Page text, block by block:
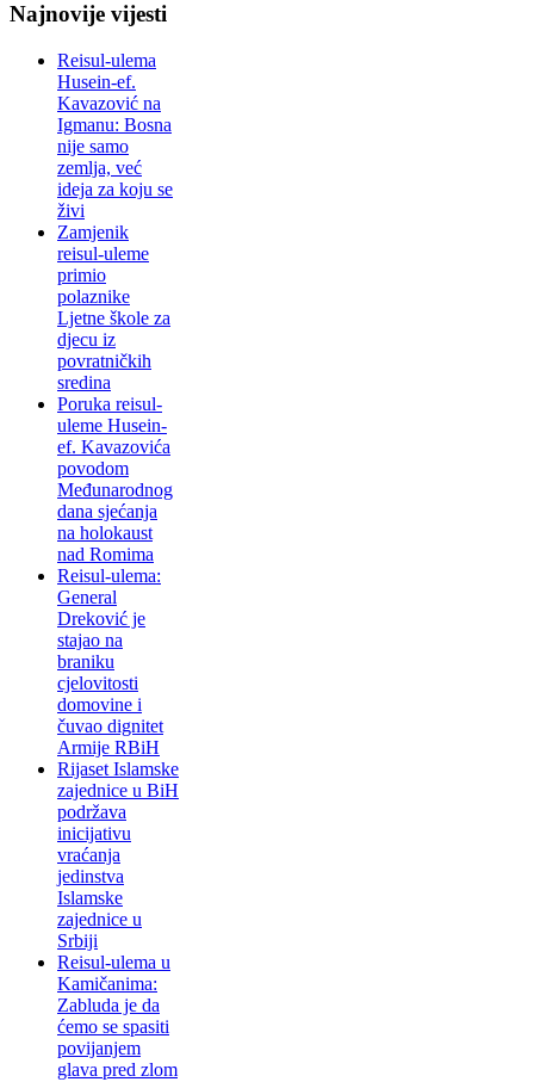
Najnovije vijesti
Reisul-ulema
Husein-ef.
Kavazović na
Igmanu: Bosna
nije samo
zemlja, već
ideja za koju se
živi
Zamjenik
reisul-uleme
primio
polaznike
Ljetne škole za
djecu iz
povratničkih
sredina
Poruka reisul-
uleme Husein-
ef. Kavazovića
povodom
Međunarodnog
dana sjećanja
na holokaust
nad Romima
Reisul-ulema:
General
Dreković je
stajao na
braniku
cjelovitosti
domovine i
čuvao dignitet
Armije RBiH
Rijaset Islamske
zajednice u BiH
podržava
inicijativu
vraćanja
jedinstva
Islamske
zajednice u
Srbiji
Reisul-ulema u
Kamičanima:
Zabluda je da
ćemo se spasiti
povijanjem
glava pred zlom